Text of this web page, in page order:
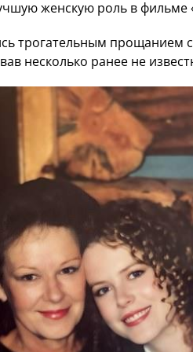
женскую роль в
трогательным прощанием
несколько ранее не